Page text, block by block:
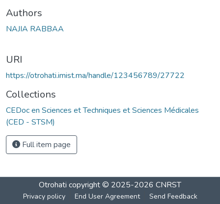
Authors
NAJIA RABBAA
URI
https://otrohati.imist.ma/handle/123456789/27722
Collections
CEDoc en Sciences et Techniques et Sciences Médicales
(CED - STSM)
Full item page
Otrohati copyright © 2025-2026 CNRST
Privacy policy End User Agreement Send Feedback